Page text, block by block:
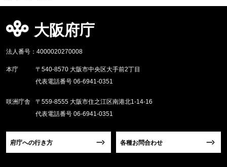
大阪府庁
法人番号：4000020270008
本庁
〒540-8570 大阪市中央区大手前2丁目
代表電話番号 06-6941-0351
咲洲庁舎
〒559-8555 大阪市住之江区南港北1-14-16
代表電話番号 06-6941-0351
府庁への行き方 各種お問合わせ